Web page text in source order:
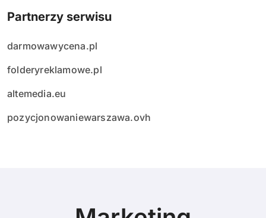
Partnerzy serwisu
darmowawycena.pl
folderyreklamowe.pl
altemedia.eu
pozycjonowaniewarszawa.ovh